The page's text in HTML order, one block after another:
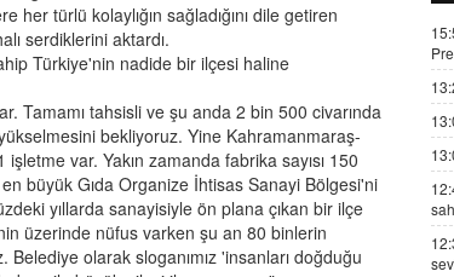
türlü kolaylığın sağladığını dile getiren
serdiklerini aktardı.
Türkiye'nin nadide bir ilçesi haline
Tamamı tahsisli ve şu anda 2 bin 500 civarında
bekliyoruz. Yine Kahramanmaraş-
var. Yakın zamanda fabrika sayısı 150
büyük Gıda Organize İhtisas Sanayi Bölgesi'ni
yıllarda sanayisiyle ön plana çıkan bir ilçe
üzerinde nüfus varken şu an 80 binlerin
olarak sloganımız 'insanları doğduğu